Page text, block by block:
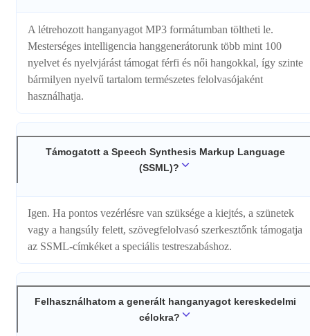
A létrehozott hanganyagot MP3 formátumban töltheti le.
Mesterséges intelligencia hanggenerátorunk több mint 100
nyelvet és nyelvjárást támogat férfi és női hangokkal, így szinte
bármilyen nyelvű tartalom természetes felolvasójaként
használhatja.
Támogatott a Speech Synthesis Markup Language
(SSML)?
Igen. Ha pontos vezérlésre van szüksége a kiejtés, a szünetek
vagy a hangsúly felett, szövegfelolvasó szerkesztőnk támogatja
az SSML-címkéket a speciális testreszabáshoz.
Felhasználhatom a generált hanganyagot kereskedelmi
célokra?